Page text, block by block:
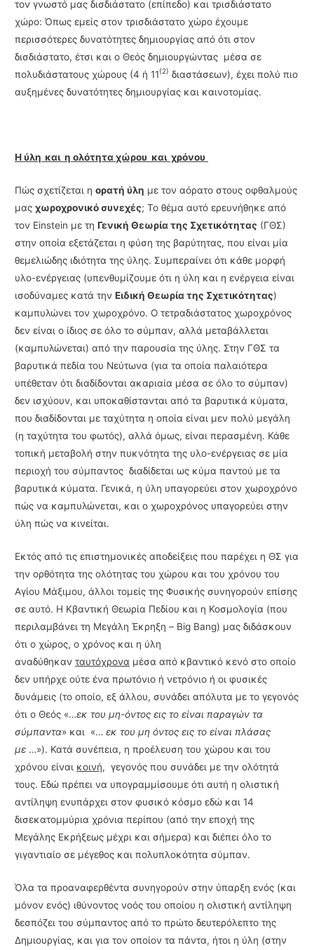
τον γνωστό μας δισδιάστατο (επίπεδο) και τρισδιάστατο
χώρο: Όπως εμείς στον τρισδιάστατο χώρο έχουμε
περισσότερες δυνατότητες δημιουργίας από ότι στον
δισδιάστατο, έτσι και ο Θεός δημιουργώντας μέσα σε
πολυδιάστατους χώρους (4 ή 11(2) διαστάσεων), έχει πολύ πιο
αυξημένες δυνατότητες δημιουργίας και καινοτομίας.
Η ύλη και η ολότηταχώρου και χρόνου
Πώς σχετίζεται ηορατή ύλη με τον αόρατο στους οφθαλμούς
μαςχωροχρονικό συνεχές; Το θέμα αυτό ερευνήθηκε από
τον Einstein με τηΓενική Θεωρία της Σχετικότητας (ΓΘΣ)
στην οποία εξετάζεται η φύση της βαρύτητας, που είναι μία
θεμελιώδης ιδιότητα της ύλης. Συμπεραίνει ότι κάθε μορφή
υλο-ενέργειας (υπεν­θυμίζουμε ότι η ύλη και η ενέργεια είναι
ισοδύναμες κατά τηνΕιδική Θεωρία της Σχετικότητας)
καμπυλώνει τον χωρο­χρόνο. Ο τετραδιάστατος χωροχρόνος
δεν είναι ο ίδιος σε όλο το σύμπαν, αλλά μεταβάλλεται
(καμπυλώνεται) από την παρουσία της ύλης. Στην ΓΘΣ τα
βαρυτικά πεδία του Νεύτωνα (για τα οποία παλαιότερα
υπέθεταν ότι διαδίδονται ακαριαία μέσα σε όλο το σύμπαν)
δεν ισχύ­ουν, και υποκαθίστανται από τα βαρυτικά κύματα,
που διαδίδονται με ταχύτητα η οποία είναι μεν πολύ μεγάλη
(η ταχύτητα του φωτός), αλλά όμως, είναι περασμένη. Κάθε
τοπική μετα­βολή στην πυκνότητα της υλο-ενέργειας σε μία
περιοχή του σύμπαντος διαδίδεται ως κύμα παντού με τα
βαρυτικά κύματα. Γενικά, η ύλη υπαγορεύει στον χωροχρόνο
πώς να καμπυ­λώ­νεται, και ο χωροχρόνος υπαγορεύει στην
ύλη πώς να κινείται.
Εκτός από τις επιστημονικές αποδείξεις που παρέχει η ΘΣ για
την ορθότητα της ολότητας του χώρου και του χρόνου του
Αγίου Μάξιμου, άλλοι τομείς της Φυσικής συνηγορούν επί­σης
σε αυτό. Η Κβαντική Θεωρία Πεδίου και η Κοσμολογία (που
περιλαμβάνει τη Μεγάλη Έκρηξη – Big Bang) μας διδάσκουν
ότι ο χώρος, ο χρόνος και η ύλη
αναδύθηκανταυτόχρονα μέσα από κβαντικό κενό στο οποίο
δεν υπήρχε ούτε ένα πρωτόνιο ή νετρόνιο ή οι φυσικές
δυνάμεις (το οποίο, εξ άλλου, συνάδει απόλυτα με το γεγονός
ότι ο Θεός «…εκ του μη-όντος εις το είναι παραγών τα
σύμπαντα» και «…εκ του μη όντος εις το είναι πλάσας
με …»). Κατά συνέπεια, η προέλευση του χώρου και του
χρόνου είναι κοινή, γεγο­νός που συνάδει με την ολότητά
τους. Εδώ πρέπει να υπογραμμίσουμε ότι αυτή η ολιστική
αντίληψη ενυπάρχει στον φυσικό κόσμο εδώ και 14
δισεκατομμύρια χρόνια περίπου (από την εποχή της
Μεγάλης Εκρήξεως μέχρι και σήμερα) και διέπει όλο το
γιγαντιαίο σε μέγε­θος και πολυπλοκότητα σύμπαν.
Όλα τα προαναφερθέντα συνηγορούν στην ύπαρξη ενός (και
μόνον ενός) ιθύνοντος νοός του οποίου η ολιστική αντίληψη
δεσπόζει του σύμπαντος από το πρώτο δευτερόλεπτο της
Δημιουργίας, και για τον οποίον τα πάντα, ήτοι η ύλη (στην